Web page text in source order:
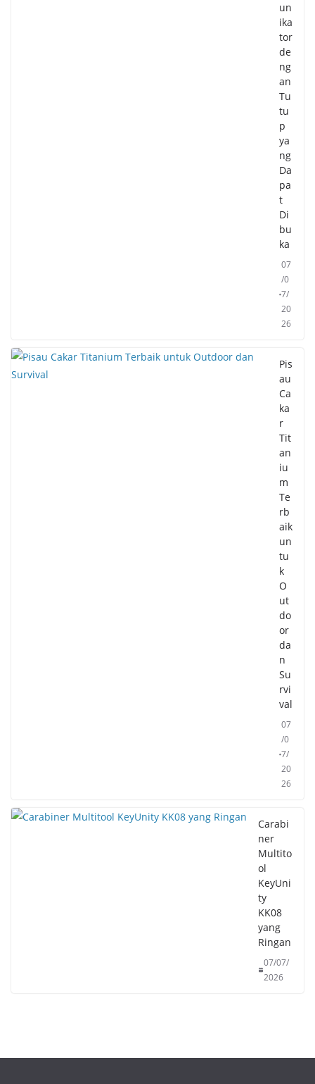
un
ika
tor
de
ng
an
Tu
tu
p
ya
ng
Da
pa
t
Di
bu
ka
07
/0
7/
20
26
Pis
au
Ca
ka
r
Tit
an
iu
m
Te
rb
aik
un
tu
k
O
ut
do
or
da
n
Su
rvi
val
07
/0
7/
20
26
Carabi
ner
Multito
ol
KeyUni
ty
KK08
yang
Ringan
07/07/
2026